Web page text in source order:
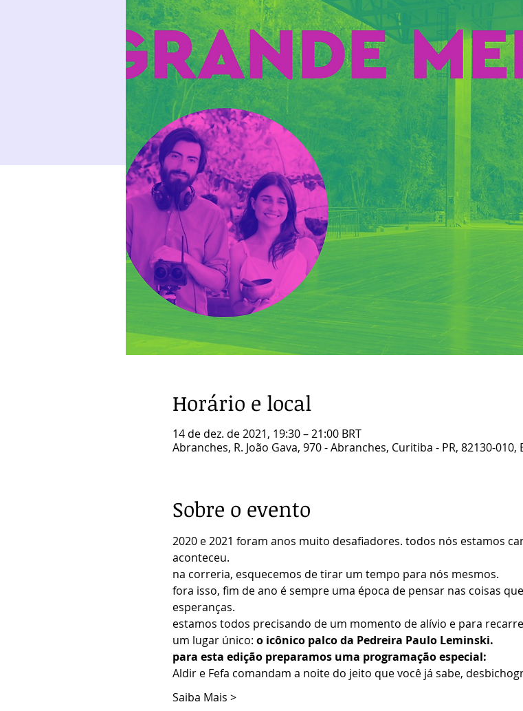
Horário e local
14 de dez. de 2021, 19:30 – 21:00 BRT
Abranches, R. João Gava, 970 - Abranches, Curitiba - PR, 82130-010,
Sobre o evento
2020 e 2021 foram anos muito desafiadores. todos nós estamos
aconteceu.
na correria, esquecemos de tirar um tempo para nós mesmos.
fora isso, fim de ano é sempre uma época de pensar nas coisas
esperanças.
estamos todos precisando de um momento de alívio e para
um lugar único: o icônico palco da Pedreira Paulo Leminski.
para esta edição preparamos uma programação especial:
Aldir e Fefa comandam a noite do jeito que você já sabe,
Saiba Mais >